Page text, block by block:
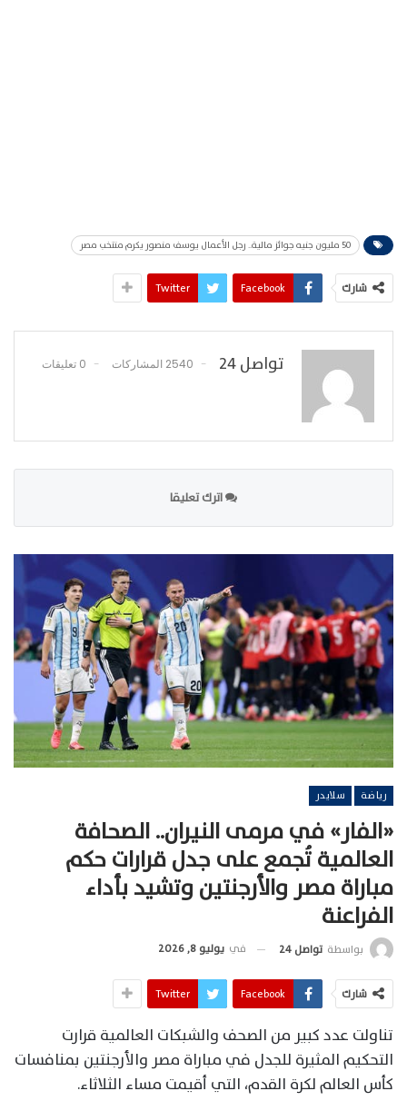
50 مليون جنيه جوائز مالية.. رجل الأعمال يوسف منصور يكرم منتخب مصر
شارك Facebook
Twitter
تواصل 24 2540 المشاركات 0 تعليقات
اترك تعليقا
رياضة سلايدر
«الفار» في مرمى النيران.. الصحافة
العالمية تُجمع على جدل قرارات حكم
مباراة مصر والأرجنتين وتشيد بأداء
الفراعنة
بواسطة تواصل 24 في يوليو 8, 2026
شارك Facebook
Twitter
تناولت عدد كبير من الصحف والشبكات العالمية قرارت
التحكيم المثيرة للجدل في مباراة مصر والأرجنتين بمنافسات
كأس العالم لكرة القدم، التي أقيمت مساء الثلاثاء.